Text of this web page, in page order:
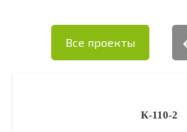
Все проекты
К-110-2